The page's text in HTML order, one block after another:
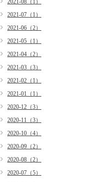
2021-08（1）
2021-07（1）
2021-06（2）
2021-05（1）
2021-04（2）
2021-03（3）
2021-02（1）
2021-01（1）
2020-12（3）
2020-11（3）
2020-10（4）
2020-09（2）
2020-08（2）
2020-07（5）